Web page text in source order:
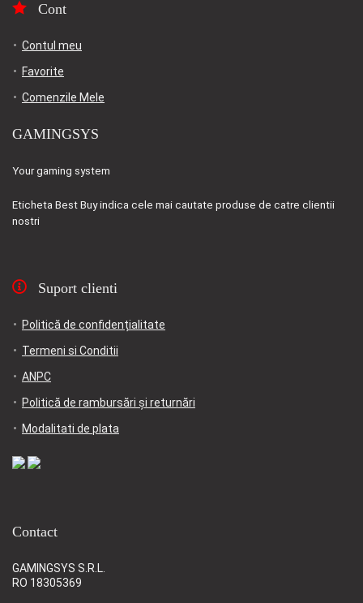
Cont
Contul meu
Favorite
Comenzile Mele
GAMINGSYS
Your gaming system
Eticheta Best Buyindica cele mai cautate produse de catre clientii
nostri
Suport clienti
Politică de confidențialitate
Termeni si Conditii
ANPC
Politică de rambursări și returnări
Modalitati de plata
Contact
GAMINGSYS S.R.L.
RO 18305369